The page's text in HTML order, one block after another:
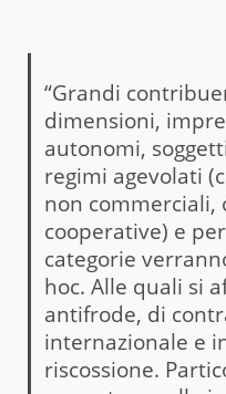
“Grandi
dimensioni,
autonomi,
regimi agevolati
non commerciali,
cooperative) e
categorie
hoc. Alle quali si
antifrode, di
internazionale e
riscossione.